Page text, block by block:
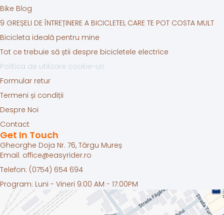
Bike Blog
9 GREȘELI DE ÎNTREȚINERE A BICICLETEI, CARE TE POT COSTA MULT
Bicicleta ideală pentru mine
Tot ce trebuie să știi despre bicicletele electrice
Politica de utilizare cookie-uri
Formular retur
Termeni și condiții
Despre Noi
Contact
Get In Touch
Gheorghe Doja Nr. 76, Târgu Mureș
Email: office@easyrider.ro
Telefon: (0754) 654 694
Program: Luni - Vineri 9:00 AM - 17:00PM